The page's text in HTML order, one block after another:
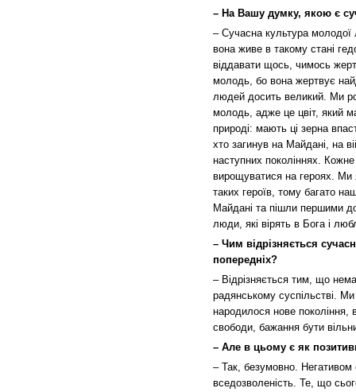
– На Вашу думку, якою є
– Сучасна культура
вона живе в такому стані
віддавати щось, чимось
молодь, бо вона жертвує
людей досить великий. Ми
молодь, адже це цвіт, який
природі: мають ці зерна
хто загинув на Майдані, на
наступних поколіннях. Кожне
вирощуватися на героях. Ми
таких героїв, тому багато
Майдані та пішли першими
люди, які вірять в Бога і
– Чим відрізняється
попередніх?
– Відрізняється тим, що
радянському суспільстві.
народилося нове покоління,
свободи, бажання бути
– Але в цьому є як
– Так, безумовно. Негативом
вседозволеність. Те, що